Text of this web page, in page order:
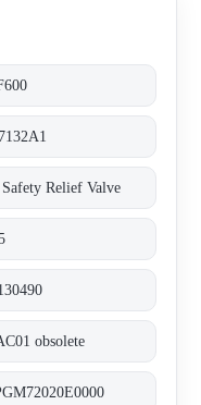
Safety Relief Valve
obsolete